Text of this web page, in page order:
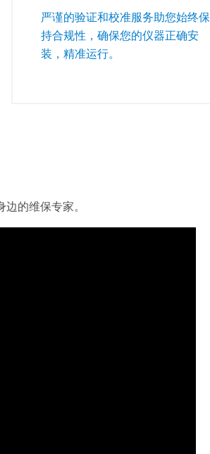
严谨的验证和校准服务助您始终保
持合规性，确保您的仪器正确安
装，精准运行。
的维保专家。